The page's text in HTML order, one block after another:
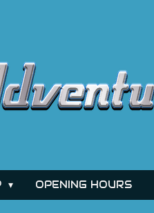
OPENING HOURS